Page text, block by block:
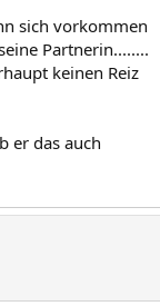
sich vorkommen
Partnerin........
keinen Reiz
er das auch